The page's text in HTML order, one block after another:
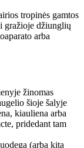
tropinės gamtos
gražioje džiunglių
arba
žinomas
šioje šalyje
kiauliena arba
pridedant tam
(arba kita